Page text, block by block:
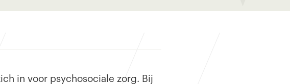
in voor psychosociale zorg. Bij